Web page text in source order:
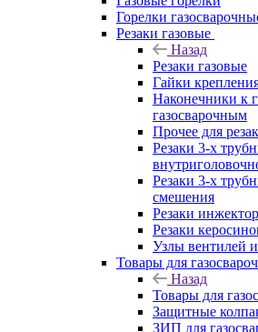
Горелки
Резаки газовые
Назад
Резаки газовые
Гайки
Наконечники к
газосварочным
Прочее для
Резаки 3-х
Резаки 3-х
смешения
Резаки
Резаки
Узлы вентилей
Товары для
Назад
Товары для
Защитные
ЗИП для